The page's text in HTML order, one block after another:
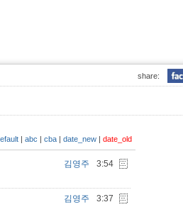
share:
| abc | cba | date_new | date_old
김영주 3:54
김영주 3:37